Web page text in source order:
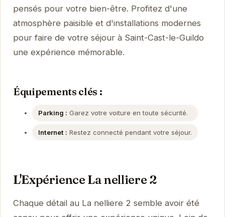
pensés pour votre bien-être. Profitez d'une
atmosphère paisible et d'installations modernes
pour faire de votre séjour à Saint-Cast-le-Guildo
une expérience mémorable.
Équipements clés :
Parking : Garez votre voiture en toute sécurité.
Internet : Restez connecté pendant votre séjour.
L'Expérience La nelliere 2
Chaque détail au La nelliere 2 semble avoir été